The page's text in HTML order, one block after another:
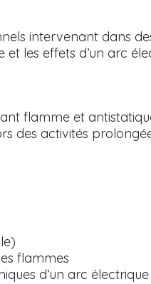
intervenant dans
et les effets d’un arc
flamme et
des activités
flammes
d’un arc électrique